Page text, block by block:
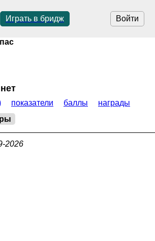
Войти
Играть в бридж
показатели баллы
награды
2026